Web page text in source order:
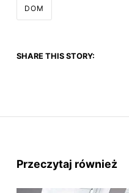
DOM
SHARE THIS STORY:
Przeczytaj również